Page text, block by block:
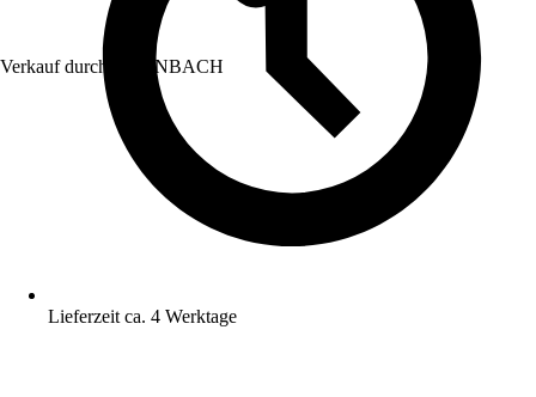
Verkauf durch: HORNBACH
Lieferzeit ca. 4 Werktage